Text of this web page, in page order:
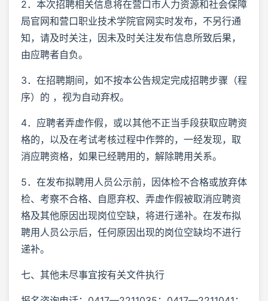
2．本次招聘相关信息将在营口市人力资源和社会保障
局官网和营口职业技术学院官网实时发布，不另行通
知，请及时关注，因未及时关注发布信息所致后果，
由应聘者自负。
3．在招聘期间，如不按本公告规定完成招聘步骤（程
序）的 ，视为自动弃权。
4．应聘者弄虚作假，或以其他不正当手段获取应聘资
格的，以及在考试考核过程中作弊的，一经发现，取
消应聘资格，如果已经聘用的，解除聘用关系。
5．在发布拟聘用人员公示前，因体检不合格或放弃体
检、考察不合格、自愿弃权、弄虚作假被取消应聘资
格及其他原因出现岗位空缺，将进行递补。在发布拟
聘用人员公示后，任何原因出现的岗位空缺均不进行
递补。
七、其他未尽事宜按有关文件执行